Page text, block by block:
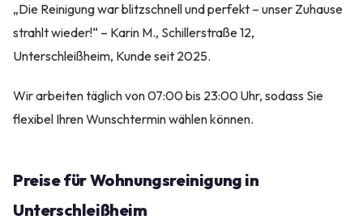
„Die Reinigung war blitzschnell und perfekt – unser Zuhause
strahlt wieder!“ – Karin M., Schillerstraße 12,
Unterschleißheim, Kunde seit 2025.
Wir arbeiten täglich von 07:00 bis 23:00 Uhr, sodass Sie
flexibel Ihren Wunschtermin wählen können.
Preise für Wohnungsreinigung in
Unterschleißheim